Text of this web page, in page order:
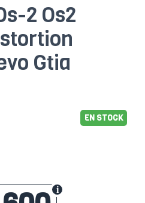
2 Os2
Gtia
EN STOCK